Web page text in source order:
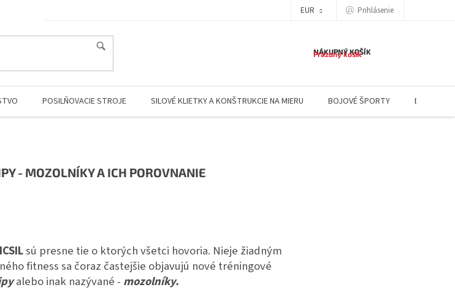
EUR Prihlásenie
NÁKUPNÝ KOŠÍK
Prázdny košík
POSILŇOVACIE STROJE SILOVÉ KLIETKY A KONŠTRUKCIE NA MIERU BOJOVÉ ŠPORTY BLOG
- MOZOLNÍKY A ICH POROVNANIE
sú presne tie o ktorých všetci hovoria. Nieje žiadným
fitness sa čoraz častejšie objavujú nové tréningové
alebo inak nazývané - mozolníky.